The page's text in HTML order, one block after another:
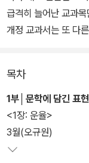
급격히 늘어난 교과
개정 교과서는 또 다
다.
‘국어 한 권’은 10종
한 권에 담았다. 10종
품의 선정 기준은 동
목차
1부│문학에 담긴 표현
<1장: 운율>
3월(오규원)